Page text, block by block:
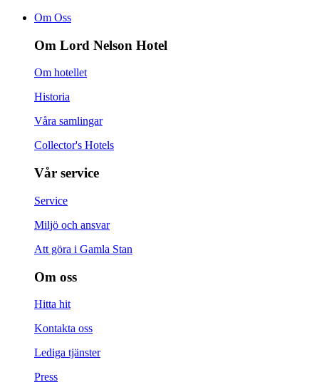
Om Oss
Om Lord Nelson Hotel
Om hotellet
Historia
Våra samlingar
Collector's Hotels
Vår service
Service
Miljö och ansvar
Att göra i Gamla Stan
Om oss
Hitta hit
Kontakta oss
Lediga tjänster
Press